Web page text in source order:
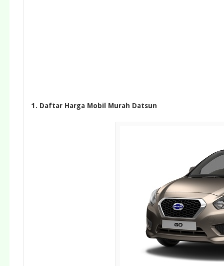
1. Daftar Harga Mobil Murah Datsun